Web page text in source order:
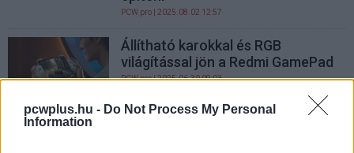
pcwplus.hu - Do Not Process My Personal
Information
PCW.pro | 2025.08.02 12:57
Állítható karokkal és RGB
világítással jön a Redmi GamePad
PCW.pro| 2025.06.30 09:03
Itt a bizonyíték, hogy nem